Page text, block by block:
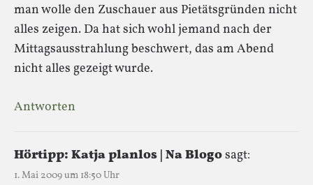
man wolle den Zuschauer aus Pietätsgründen nicht
alles zeigen. Da hat sich wohl jemand nach der
Mittagsausstrahlung beschwert, das am Abend
nicht alles gezeigt wurde.
Antworten
Hörtipp: Katja planlos | Na Blogosagt:
1. Mai 2009 um 18:50 Uhr